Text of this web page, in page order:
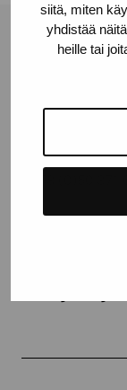
siitä, miten
yhdistää
heille tai
Pro
Kustaa Vaasan